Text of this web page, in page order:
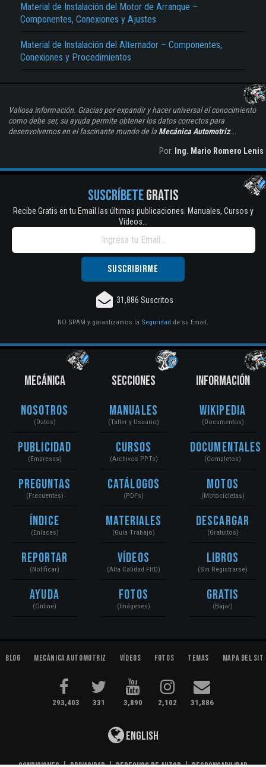
Material de Instalación del Motor de Arranque –
Componentes, Conexiones y Ajustes
Material de Instalación del Alternador – Componentes,
Conexiones y Procedimientos
Valiosa información. Gracias por expandir y hacer universal el conocimiento
como debe ser, su ayuda permite obtener los datos correctos para
desenvolvernos en el fascinante mundo de la Mecánica Automotriz...
Por: Ing. Mario Romero Lenis
SUSCRÍBETEGRATIS
Recibe Gratis en tu Email las últimas publicaciones. Manuales, Cursos y
Vídeos...
31,886 Suscritos
NO SPAM y garantizamos la Seguridad de su Email.
MECÁNICA
Nosotros
(Datos)
Publicidad
(Empresas)
Preguntas
(Frecuentes)
Índice
(Enlaces)
Reportar
(Notificar)
Ayuda
(Online)
SECCIONES
Manuales
(Taller y Usuario)
Cursos
(Archivos PPTs)
Catálogos
(PDFs)
Materiales
(Guía Trabajo)
Vídeos
(Alta Calidad FHD)
Fotos
(Imágenes)
INFORMACIÓN
Wikipedia
(Documentos)
Documentales
(Completos)
Motos
(Motocicletas)
Descargar
(Gratuitos)
Libros
(Sin Registrarse)
Gratis
(Bajar)
Blog Mecánica Automotriz Vídeos Fotos Temas Mapa del
293,403 331 3,890 2,102 31,886
English